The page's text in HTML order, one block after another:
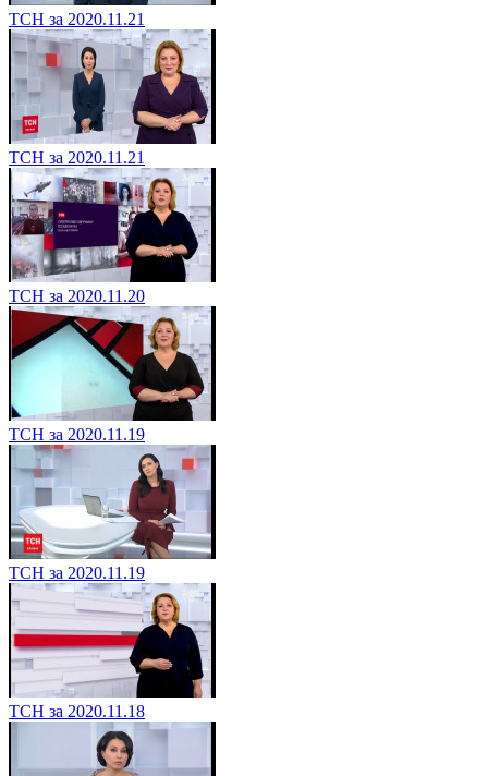
ТСН за 2020.11.21
ТСН за 2020.11.21
ТСН за 2020.11.20
ТСН за 2020.11.19
ТСН за 2020.11.19
ТСН за 2020.11.18